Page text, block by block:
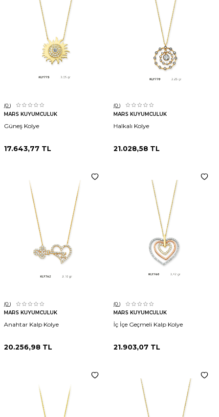
(0 )
MARS KUYUMCULUK
Güneş Kolye
17.643,77 TL
(0 )
MARS KUYUMCULUK
Halkalı Kolye
21.028,58 TL
(0 )
MARS KUYUMCULUK
Anahtar Kalp Kolye
20.256,98 TL
(0 )
MARS KUYUMCULUK
İç İçe Geçmeli Kalp Kolye
21.903,07 TL